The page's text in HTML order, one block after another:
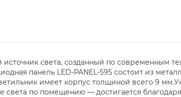
света, созданный по современным
панель LED-PANEL-595 состоит из
имеет корпус толщиной всего 9
света по помещению — достигается